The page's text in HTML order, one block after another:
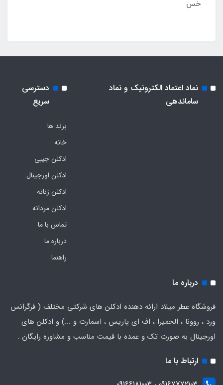
خس
نماد اعتماد الکترونیک و نماد
ساماندهی
دسترسی
سریع
برند ها
خانه
ادکلن جیبی
ادکلن اورجینال
ادکلن زنانه
ادکلن مردانه
تماس با ما
درباره ما
راهنما
درباره ما
فروشگاه عطر میلاد ارائه دهنده ادکلن های شرکتی مختلف ( فرگرانس
ورد ، روونا ، الحمیرا ، اف ای پاریس ، اسمارت و ...) و ادکلن های
اورجینال به صورت تک و عمده با قیمت مناسب و مشاوره رایگان .
ارتباط با ما